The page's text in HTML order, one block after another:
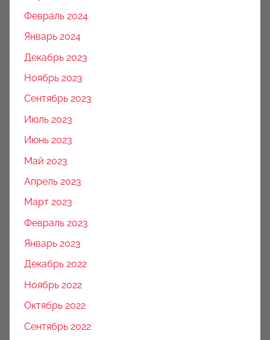
Февраль 2024
Январь 2024
Декабрь 2023
Ноябрь 2023
Сентябрь 2023
Июль 2023
Июнь 2023
Май 2023
Апрель 2023
Март 2023
Февраль 2023
Январь 2023
Декабрь 2022
Ноябрь 2022
Октябрь 2022
Сентябрь 2022